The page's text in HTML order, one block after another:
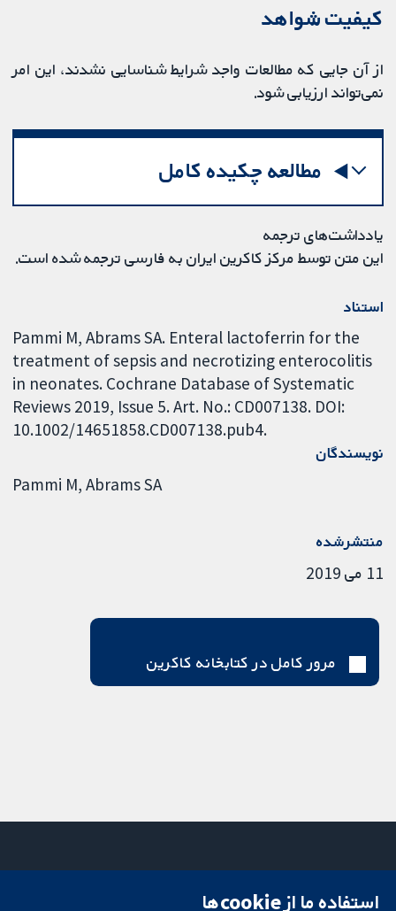
کیفیت شواهد
از آن ‌جایی که مطالعات واجد شرایط شناسایی نشدند، این امر
نمی‌تواند ارزیابی شود.
مطالعه چکیده کامل
یادداشت‌های ترجمه
این متن توسط مرکز کاکرین ایران به فارسی ترجمه شده است.
استناد
Pammi M, Abrams SA. Enteral lactoferrin for the
treatment of sepsis and necrotizing enterocolitis
in neonates. Cochrane Database of Systematic
Reviews 2019, Issue 5. Art. No.: CD007138. DOI:
10.1002/14651858.CD007138.pub4.
نویسندگان
Pammi M Abrams SA
منتشرشده
11 می 2019
مرور کامل در کتابخانه کاکرین
میدان کاوندیش
استفاده ما از cookie‌ها